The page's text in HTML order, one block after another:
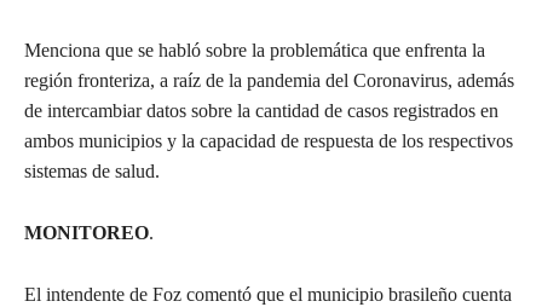
Menciona que se habló sobre la problemática que enfrenta la
región fronteriza, a raíz de la pandemia del Coronavirus, además
de intercambiar datos sobre la cantidad de casos registrados en
ambos municipios y la capacidad de respuesta de los respectivos
sistemas de salud.
MONITOREO.
El intendente de Foz comentó que el municipio brasileño cuenta